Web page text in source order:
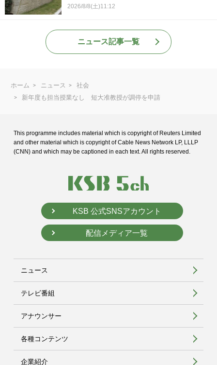
2026/8/8(土)11:12
ニュース記事一覧
ホーム ニュース
社会
新年度も担当授業なし 短大准教授が調停を申請
This programme includes material which is copyright of Reuters Limited
and other material which is copyright of Cable News Network LP, LLLP
(CNN) and which may be captioned in each text. All rights reserved.
KSB 公式SNSアカウント
配信メディア一覧
ニュース
テレビ番組
アナウンサー
各種コンテンツ
企業紹介